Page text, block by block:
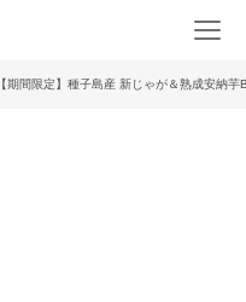
【期間限定】種子島産 新じゃが＆熟成安納